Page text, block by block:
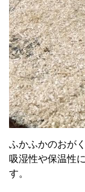
ふかふかのおが
吸湿性や保温性
す。